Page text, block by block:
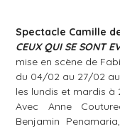
Spectacle Camille
CEUX QUI SE SONT
mise en scène de
du 04/02 au 27/02
les lundis et mardis à
Avec Anne
Benjamin